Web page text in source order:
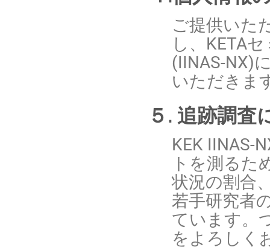
ご提供いた
し、KETA
(IINAS-NX)
いただきま
５. 追跡調査
KEK IINAS-
トを測るた
状況の割合
若手研究者
ています。
をよろしく